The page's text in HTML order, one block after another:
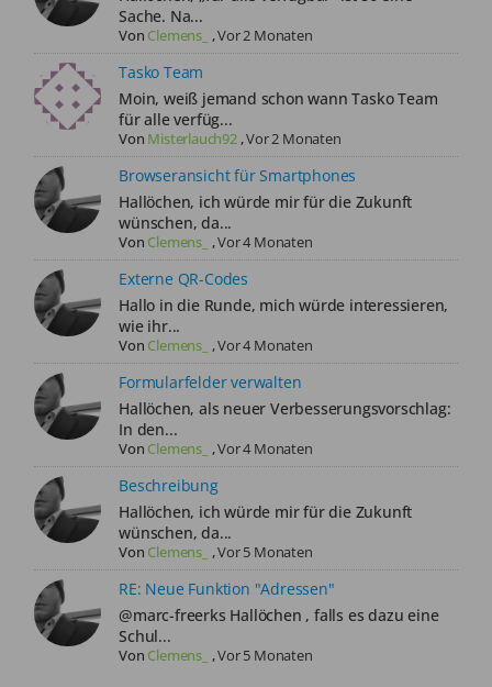
Sache. Na...
Von Clemens_ ,Vor 2 Monaten
Tasko Team
Moin, weiß jemand schon wann Tasko Team
für alle verfüg...
Von Misterlauch92,Vor 2 Monaten
Browseransicht für Smartphones
Hallöchen, ich würde mir für die Zukunft
wünschen, da...
Von Clemens_ ,Vor 4 Monaten
Externe QR-Codes
Hallo in die Runde, mich würde interessieren,
wie ihr...
Von Clemens_ ,Vor 4 Monaten
Formularfelder verwalten
Hallöchen, als neuer Verbesserungsvorschlag:
In den...
Von Clemens_ ,Vor 4 Monaten
Beschreibung
Hallöchen, ich würde mir für die Zukunft
wünschen, da...
Von Clemens_ ,Vor 5 Monaten
RE: Neue Funktion "Adressen"
@marc-freerks Hallöchen , falls es dazu eine
Schul...
Von Clemens_ ,Vor 5 Monaten